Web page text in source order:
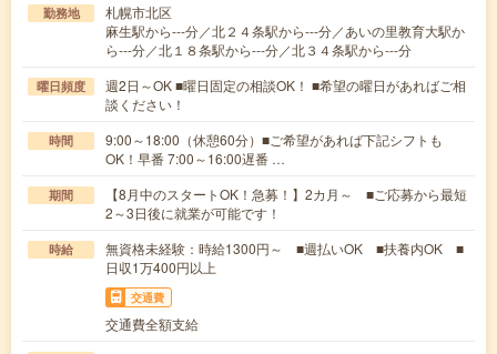
勤務地
札幌市北区
麻生駅から---分／北２４条駅から---分／あいの里教育大駅か
ら---分／北１８条駅から---分／北３４条駅から---分
曜日頻度
週2日～OK ■曜日固定の相談OK！ ■希望の曜日があればご相
談ください！
時間
9:00～18:00（休憩60分）■ご希望があれば下記シフトも
OK！早番 7:00～16:00遅番 …
期間
【8月中のスタートOK！急募！】2カ月～ ■ご応募から最短
2～3日後に就業が可能です！
時給
無資格未経験：時給1300円～ ■週払いOK ■扶養内OK ■
日収1万400円以上
交通費
交通費全額支給